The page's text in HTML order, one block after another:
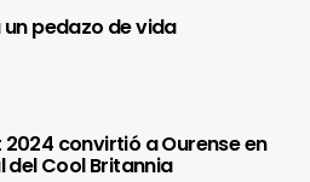
un pedazo de vida
2024 convirtió a Ourense en
del Cool Britannia